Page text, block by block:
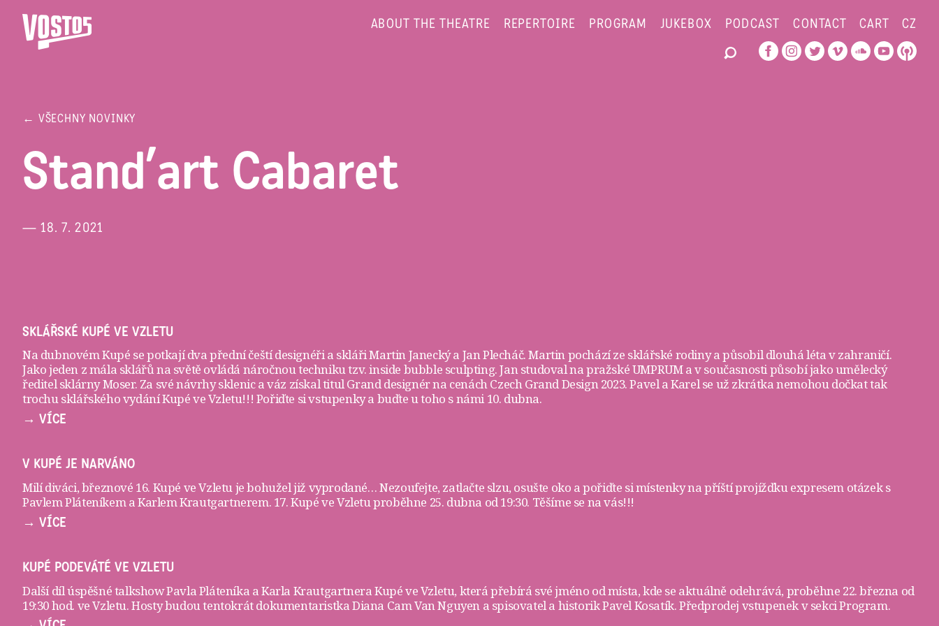
ABOUT THE THEATRE REPERTOIRE PROGRAM JUKEBOX PODCAST CONTACT CART CZ
← VŠECHNY NOVINKY
Stand’art Cabaret
— 18. 7. 2021
SKLÁŘSKÉ KUPÉ VE VZLETU
Na dubnovém Kupé se potkají dva přední čeští designéři a sklářiMartin Janeckýa Jan Plecháč. Martin pochází ze sklářské rodiny a působil dlouhá léta v zahraničí.
Jako jeden z mála sklářů na světě ovládá náročnou techniku tzv. inside bubble sculpting. Jan studoval na pražské UMPRUM a v současnosti působí jako umělecký
ředitel sklárny Moser. Za své návrhy sklenic a váz získal titul Grand designér na cenách Czech Grand Design 2023. Pavel a Karel se už zkrátka nemohou dočkat tak
trochu sklářského vydání Kupé ve Vzletu!!! Pořiďte sivstupenkya buďte u toho s námi 10. dubna.
→ VÍCE
V KUPÉ JE NARVÁNO
Milí diváci, březnové 16. Kupé ve Vzletu je bohužel již vyprodané… Nezoufejte, zatlačte slzu, osušte oko a pořiďte simístenkyna příští projížďku expresem otázek s
Pavlem Pláteníkem a Karlem Krautgartnerem. 17. Kupé ve Vzletu proběhne 25. dubna od 19:30. Těšíme se na vás!!!
→ VÍCE
KUPÉ PODEVÁTÉ VE VZLETU
Další díl úspěšné talkshow Pavla Pláteníka a Karla KrautgartneraKupé ve Vzletu, která přebírá své jméno od místa, kde se aktuálně odehrává, proběhne 22. března od
19:30 hod. veVzletu. Hosty budou tentokrát dokumentaristka Diana Cam Van Nguyen a spisovatel a historik Pavel Kosatík. Předprodej vstupenek v sekciProgram.